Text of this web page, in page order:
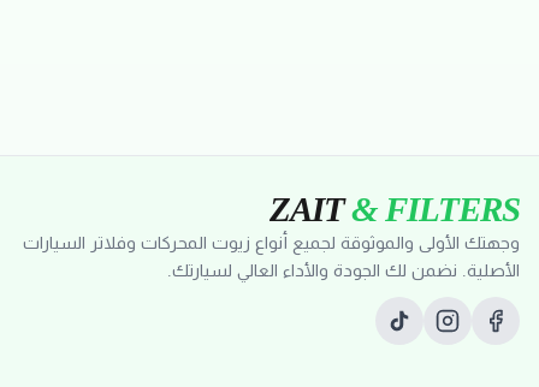
ZAIT& FILTERS
وجهتك الأولى والموثوقة لجميع أنواع زيوت المحركات وفلاتر السيارات
الأصلية. نضمن لك الجودة والأداء العالي لسيارتك.